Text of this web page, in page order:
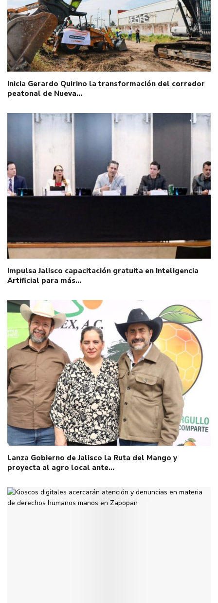
Inicia Gerardo Quirino la transformación del corredor
peatonal de Nueva…
Impulsa Jalisco capacitación gratuita en Inteligencia
Artificial para más…
Lanza Gobierno de Jalisco la Ruta del Mango y
proyecta al agro local ante…